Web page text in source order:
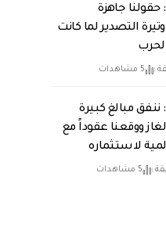
حقولنا جاهزة
التصدير لما كانت
5 مشاهدات
ننفق مبالغ كبيرة
ووقعنا عقوداً مع
لاستثماره
5 مشاهدات